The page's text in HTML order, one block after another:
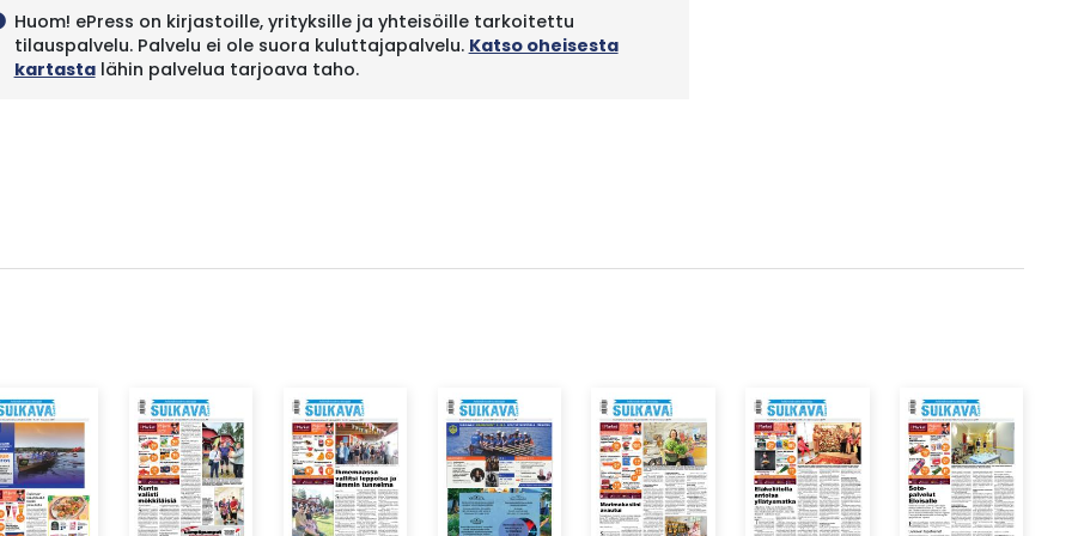
Huom! ePress on kirjastoille, yrityksille ja yhteisöille tarkoitettu
tilauspalvelu. Palvelu ei ole suora kuluttajapalvelu. Katso oheisesta
kartastalähin palvelua tarjoava taho.